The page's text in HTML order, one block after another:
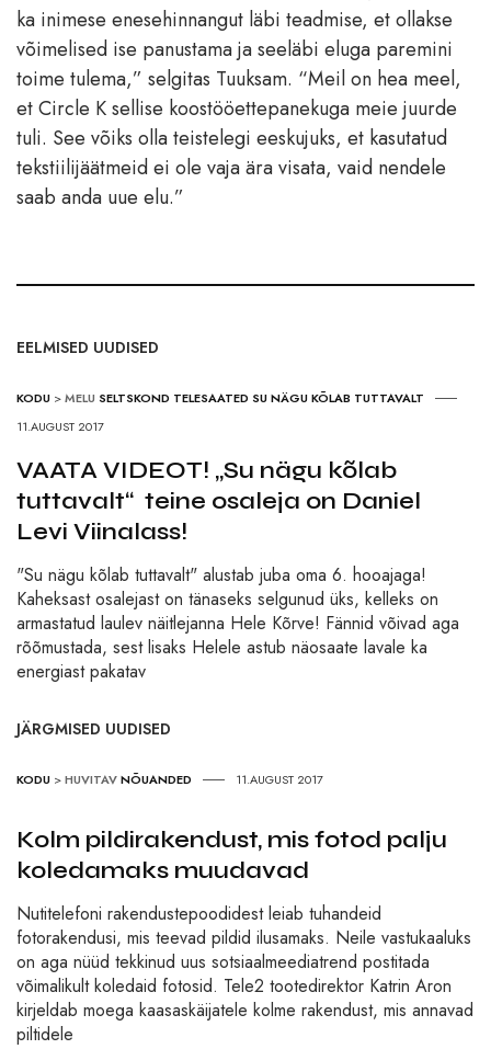
ka inimese enesehinnangut läbi teadmise, et ollakse
võimelised ise panustama ja seeläbi eluga paremini
toime tulema,” selgitas Tuuksam. “Meil on hea meel,
et Circle K sellise koostööettepanekuga meie juurde
tuli. See võiks olla teistelegi eeskujuks, et kasutatud
tekstiilijäätmeid ei ole vaja ära visata, vaid nendele
saab anda uue elu.”
EELMISED UUDISED
KODU >MELU SELTSKOND TELESAATED SU NÄGU KÕLAB TUTTAVALT
11.AUGUST 2017
VAATA VIDEOT! „Su nägu kõlab
tuttavalt“ teine osaleja on Daniel
Levi Viinalass!
"Su nägu kõlab tuttavalt" alustab juba oma 6. hooajaga!
Kaheksast osalejast on tänaseks selgunud üks, kelleks on
armastatud laulev näitlejanna Hele Kõrve! Fännid võivad aga
rõõmustada, sest lisaks Helele astub näosaate lavale ka
energiast pakatav
JÄRGMISED UUDISED
KODU >HUVITAVNÕUANDED 11.AUGUST 2017
Kolm pildirakendust, mis fotod palju
koledamaks muudavad
Nutitelefoni rakendustepoodidest leiab tuhandeid
fotorakendusi, mis teevad pildid ilusamaks. Neile vastukaaluks
on aga nüüd tekkinud uus sotsiaalmeediatrend postitada
võimalikult koledaid fotosid. Tele2 tootedirektor Katrin Aron
kirjeldab moega kaasaskäijatele kolme rakendust, mis annavad
piltidele